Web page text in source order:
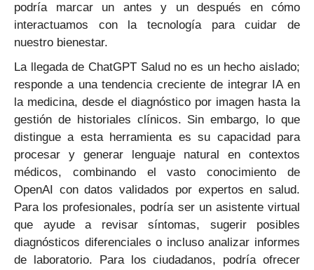
podría marcar un antes y un después en cómo
interactuamos con la tecnología para cuidar de
nuestro bienestar.
La llegada de ChatGPT Salud no es un hecho aislado;
responde a una tendencia creciente de integrar IA en
la medicina, desde el diagnóstico por imagen hasta la
gestión de historiales clínicos. Sin embargo, lo que
distingue a esta herramienta es su capacidad para
procesar y generar lenguaje natural en contextos
médicos, combinando el vasto conocimiento de
OpenAI con datos validados por expertos en salud.
Para los profesionales, podría ser un asistente virtual
que ayude a revisar síntomas, sugerir posibles
diagnósticos diferenciales o incluso analizar informes
de laboratorio. Para los ciudadanos, podría ofrecer